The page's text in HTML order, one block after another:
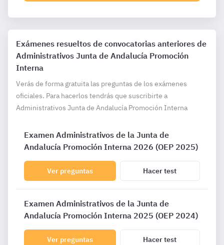
Exámenes resueltos de convocatorias anteriores de
Administrativos Junta de Andalucía Promoción
Interna
Verás de forma gratuita las preguntas de los exámenes
oficiales. Para hacerlos tendrás que suscribirte a
Administrativos Junta de Andalucía Promoción Interna
Examen Administrativos de la Junta de
Andalucía Promoción Interna 2026 (OEP 2025)
Ver preguntas Hacer test
Examen Administrativos de la Junta de
Andalucía Promoción Interna 2025 (OEP 2024)
Ver preguntas Hacer test